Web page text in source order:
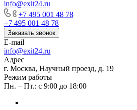
info@exit24.ru
+7 495 001 48 78
+7 495 001 48 78
Заказать звонок
E-mail
info@exit24.ru
Адрес
г. Москва, Научный проезд, д. 19
Режим работы
Пн. – Пт.: с 9:00 до 18:00